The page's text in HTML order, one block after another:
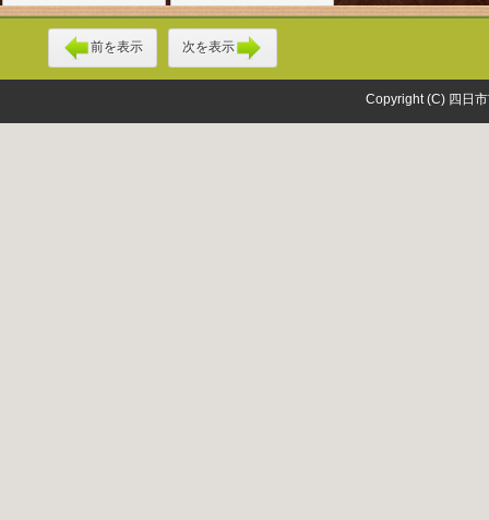
前を表示 次を表示
Copyright (C) 四日